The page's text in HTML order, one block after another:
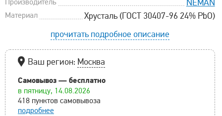
NEMAN
Материал
Хрусталь (ГОСТ 30407-96 24% PbO)
прочитать подробное описание
Ваш регион: Москва
Самовывоз — бесплатно
в пятницу, 14.08.2026
418 пунктов самовывоза
подробнее